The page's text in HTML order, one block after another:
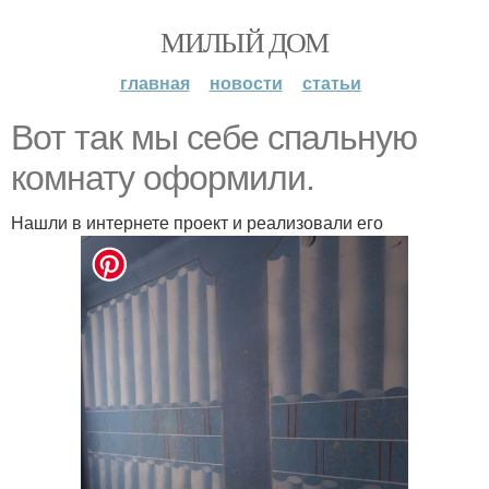
МИЛЫЙ ДОМ
главная новости статьи
Вот так мы себе спальную
комнату оформили.
Нашли в интернете проект и реализовали его